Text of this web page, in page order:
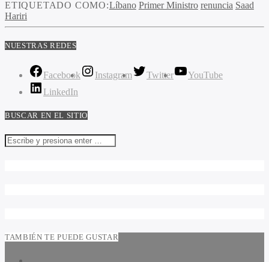
ETIQUETADO COMO:Líbano Primer Ministro renuncia Saad
Hariri
NUESTRAS REDES
Facebook Instagram Twitter
YouTube
LinkedIn
BUSCAR EN EL SITIO
TAMBIÉN TE PUEDE GUSTAR